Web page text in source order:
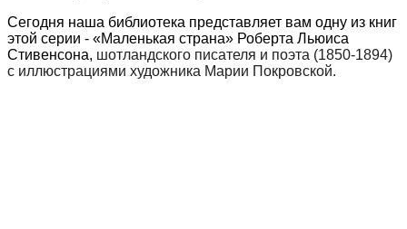
Сегодня наша библиотека представляет вам одну из книг
этой серии - «Маленькая страна» Роберта Льюиса
Стивенсона, шотландского писателя и поэта (1850-1894)
с иллюстрациями художника Марии Покровской.